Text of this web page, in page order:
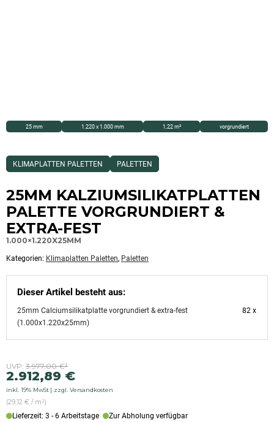
25 mm 1.220 x 1.000 mm 1,22 m² vorgrundiert
Dieses
Produkt
als:
Klimaplatten
Paletten,Paletten
KLIMAPLATTEN PALETTEN PALETTEN
25MM KALZIUMSILIKATPLATTEN
PALETTE VORGRUNDIERT &
EXTRA-FEST
1.000×1.220X25MM
Kategorien: Klimaplatten Paletten, Paletten
UVP: 3.977,00€¹
Ursprünglicher
Preis
war:
3.977,00 €
2.912,89 €
Aktueller
Preis
ist:
2.912,89 €.
inkl. 19% MwSt zzgl. Versandkosten
(29,12 € / m²)
Dieser Artikel besteht aus:
25mm Calciumsilikatplatte vorgrundiert & extra-fest
(1.000x1.220x25mm)
82 x
Lieferzeit: 3 - 6 Arbeitstage Zur Abholung verfügbar